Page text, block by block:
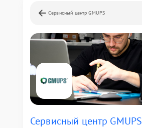
Сервисный центр GMUPS
Сервисный центр GMUPS